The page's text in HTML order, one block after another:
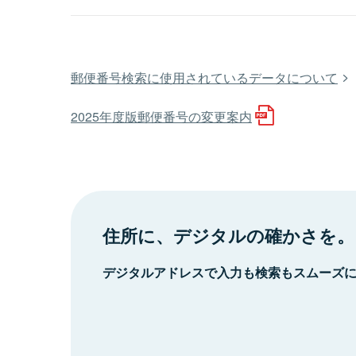
郵便番号検索に使用されているデータについて
2025年度版郵便番号の変更案内
住所に、デジタルの確かさを。
デジタルアドレスで入力も検索もスムーズ